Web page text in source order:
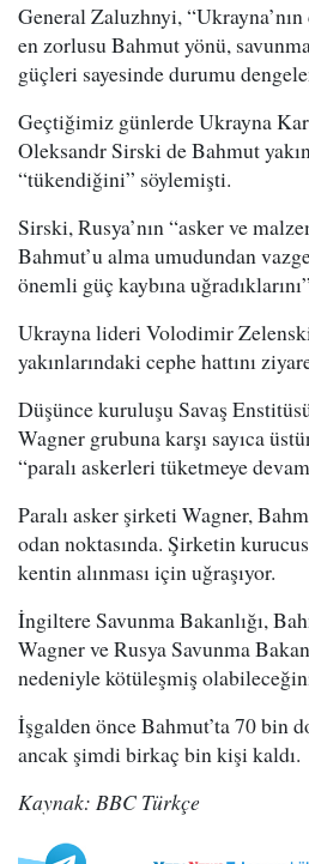
General Zaluzhnyi,
en zorlusu Bahmut yönü,
güçleri sayesinde durumu
Geçtiğimiz günlerde Ukrayna
Oleksandr Sirski de Bahmut
“tükendiğini” söylemişti.
Sirski, Rusya’nın “asker ve
Bahmut’u alma umudundan
önemli güç kaybına
Ukrayna lideri Volodimir
yakınlarındaki cephe hattını
Düşünce kuruluşu Savaş
Wagner grubuna karşı sayıca
“paralı askerleri tüketmeye
Paralı asker şirketi Wagner,
odan noktasında. Şirketin
kentin alınması için uğraşıyor.
İngiltere Savunma Bakanlığı,
Wagner ve Rusya Savunma
nedeniyle kötüleşmiş
İşgalden önce Bahmut’ta 70 bin
ancak şimdi birkaç bin kişi kaldı.
Kaynak: BBC Türkçe